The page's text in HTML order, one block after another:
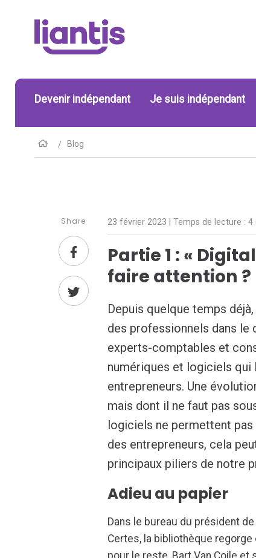
Devenir indépendant Je suis indépendant
Blog
Share 23 février 2023 | Temps de lecture :4
Partie 1 : «
faire attention ?
Depuis quelque temps
des professionnels dans le
experts-comptables et
numériques et logiciels
entrepreneurs. Une
mais dont il ne faut pas
logiciels ne permettent
des entrepreneurs, cela
principaux piliers de notre
Adieu au papier
Dans le bureau du président
Certes, la bibliothèque
pour le reste, Bart Van Coile